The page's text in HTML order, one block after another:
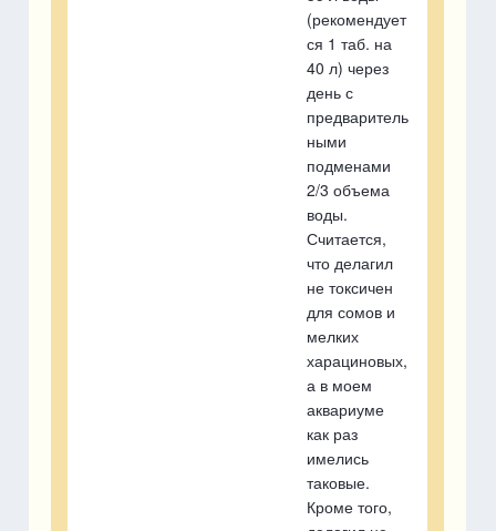
(рекомендует
ся 1 таб. на
40 л) через
день с
предваритель
ными
подменами
2/3 объема
воды.
Считается,
что делагил
не токсичен
для сомов и
мелких
харациновых,
а в моем
аквариуме
как раз
имелись
таковые.
Кроме того,